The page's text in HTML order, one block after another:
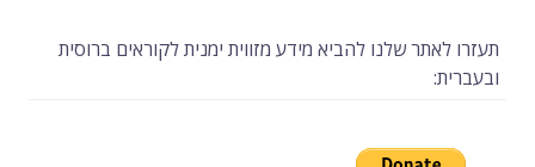
תעזרו לאתר שלנו להביא מידע מזווית ימנית לקוראים ברוסית
ובעברית: